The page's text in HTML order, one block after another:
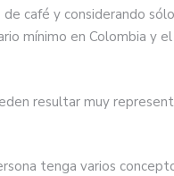
café y considerando
mínimo en Colombia y
resultar muy
tenga varios